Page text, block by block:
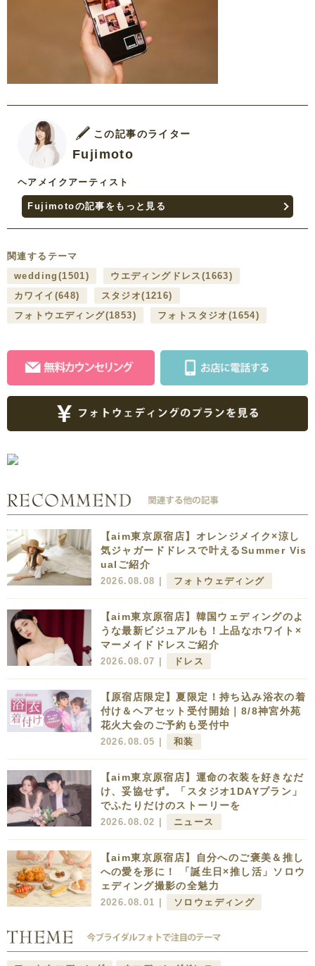
この記事のライター
Fujimoto
ヘアメイクアーティスト
Fujimotoの記事をもっと見る
関連するテーマ
wedding (1501) ウエディングドレス (1663)
カワイイ (648) スタジオ(1216)
フォトウエディング(1853) フォトスタジオ (1654)
【aim東京原宿店】オレンジメイク×涼し
気ジャガードドレスで叶えるSummer Vis
ualご紹介
2026.08.08 | フォトウェディング
【aim東京原宿店】韓国ウェディングのよ
うな最新ビジュアルも！上品なホワイト×
マーメイドドレスご紹介
2026.08.07 | ドレス
【原宿店限定】夏限定！持ち込み浴衣の着
付け＆ヘアセット受付開始｜8/8神宮外苑
花火大会のご予約も受付中
2026.08.05 | 和装
【aim東京原宿店】運命の衣装を好きなだ
け、妥協せず。「スタジオ1DAYプラン」
でふたりだけのストーリーを
2026.08.02 | ニュース
【aim東京原宿店】自分へのご褒美＆推し
への愛を形に！ 「誕生日×推し活」ソロウ
ェディング撮影の全魅力
2026.08.01 | ソロウェディング